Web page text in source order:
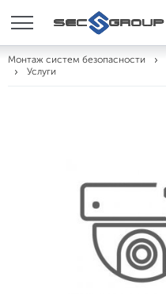
Монтаж систем безопасности
Услуги